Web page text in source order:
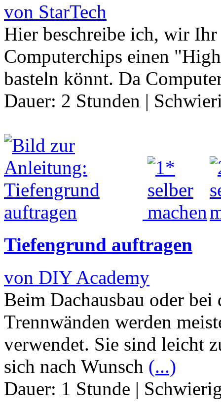
von StarTech
Hier beschreibe ich, wir Ihr
Computerchips einen
basteln könnt. Da
Dauer: 2 Stunden |
Tiefengrund auftragen
von DIY Academy
Beim Dachausbau oder
Trennwänden werden
verwendet. Sie sind leicht
sich nach Wunsch (...)
Dauer: 1 Stunde |